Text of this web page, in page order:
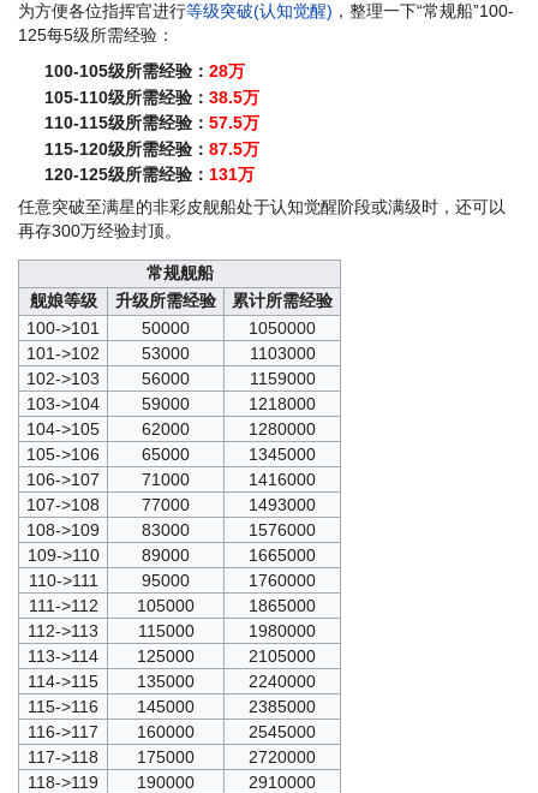
为方便各位指挥官进行等级突破(认知觉醒) ，整理一下“常规船”100-
125每5级所需经验：
100-105级所需经验：28万
105-110级所需经验：38.5万
110-115级所需经验：57.5万
115-120级所需经验：87.5万
120-125级所需经验： 131万
任意突破至满星的非彩皮舰船处于认知觉醒阶段或满级时，还可以
再存300万经验封顶。
常规舰船
舰娘等级
升级所需经验
累计所需经验
100->101
50000
1050000
101->102
53000
1103000
102->103
56000
1159000
103->104
59000
1218000
104->105
62000
1280000
105->106
65000
1345000
106->107
71000
1416000
107->108
77000
1493000
108->109
83000
1576000
109->110
89000
1665000
110->111
95000
1760000
111->112
105000
1865000
112->113
115000
1980000
113->114
125000
2105000
114->115
135000
2240000
115->116
145000
2385000
116->117
160000
2545000
117->118
175000
2720000
118->119
190000
2910000